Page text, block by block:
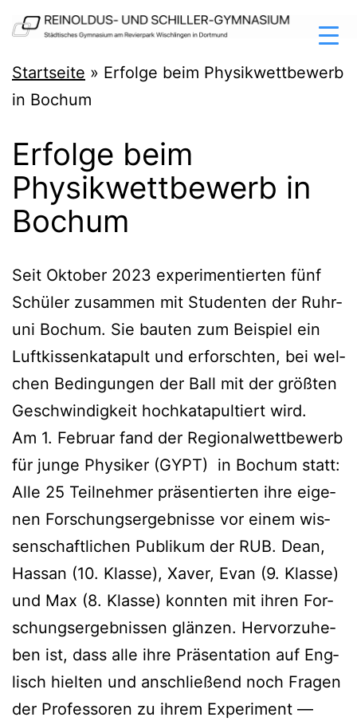
Zum
Inhalt
springen
Reinoldus-
und
Gymnasium
Dortmund
Startseite » Erfolge beim Physikwettbewerb
in Bochum
Erfolge beim
Physikwettbewerb in
Bochum
Seit Okto­ber 2023 expe­ri­men­tier­ten fünf
Schü­ler zusam­men mit Stu­den­ten der Ruhr­
uni Bochum. Sie bau­ten zum Bei­spiel ein
Luft­kis­sen­ka­ta­pult und erforsch­ten, bei wel­
chen Bedin­gun­gen der Ball mit der größ­ten
Geschwin­dig­keit hoch­ka­ta­pul­tiert wird.
Am 1. Febru­ar fand der Regio­nal­wett­be­werb
für jun­ge Phy­si­ker (GYPT) in Bochum statt:
Alle 25 Teil­neh­mer prä­sen­tier­ten ihre eige­
nen For­schungs­er­geb­nis­se vor einem wis­
sen­schaft­li­chen Publi­kum der RUB. Dean,
Hassan (10. Klas­se), Xaver, Evan (9. Klas­se)
und Max (8. Klas­se) konn­ten mit ihren For­
schungs­er­geb­nis­sen glän­zen. Her­vor­zu­he­
ben ist, dass alle ihre Prä­sen­ta­ti­on auf Eng­
lisch hiel­ten und anschlie­ßend noch Fra­gen
der Pro­fes­so­ren zu ihrem Expe­ri­ment —